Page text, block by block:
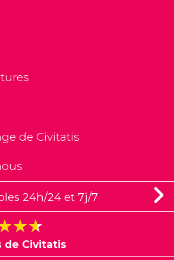
de Civitatis
24h/24 et 7j/7
de Civitatis